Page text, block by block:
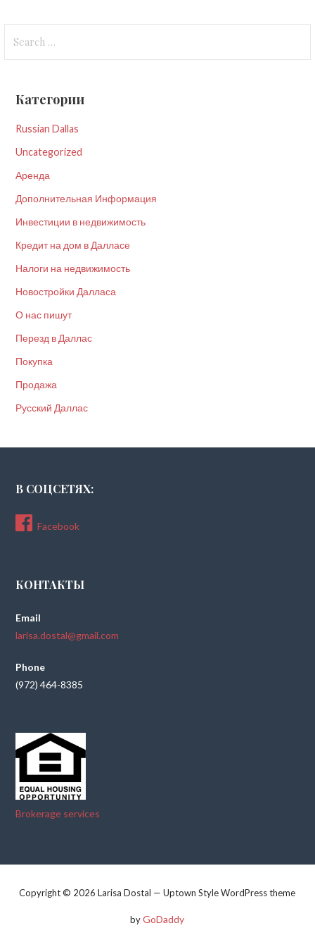
for:
Категории
Russian Dallas
Uncategorized
Аренда
Дополнительная Информация
Инвестиции в недвижимость
Кредит на дом в Далласе
Налоги на недвижимость
Новостройки Далласа
О нас пишут
Перезд в Даллас
Покупка
Продажа
Русский Даллас
В СОЦСЕТЯХ:
Facebook
КОНТАКТЫ
Email
larisa.dostal@gmail.com
Phone
(972) 464-8385
Brokerage services
Copyright © 2026 Larisa Dostal — Uptown Style WordPress theme
byGoDaddy